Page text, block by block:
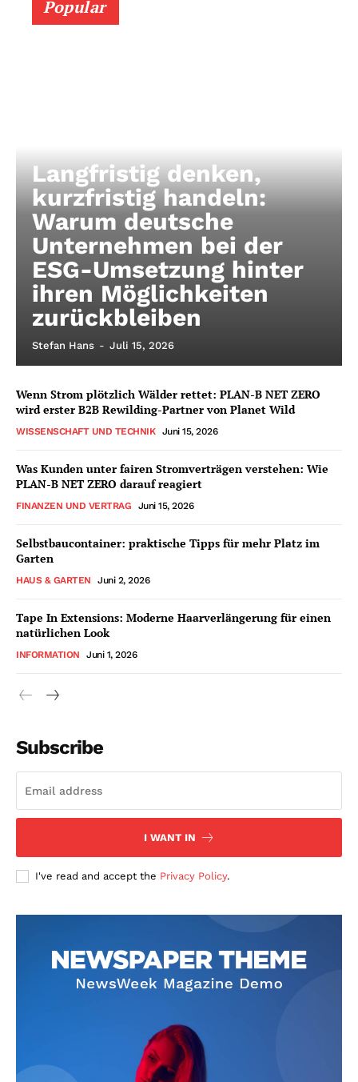
Popular
Langfristig denken,
kurzfristig handeln:
Warum deutsche
Unternehmen bei der
ESG-Umsetzung hinter
ihren Möglichkeiten
zurückbleiben
Stefan Hans - Juli 15, 2026
Wenn Strom plötzlich Wälder rettet: PLAN-B NET ZERO
wird erster B2B Rewilding-Partner von Planet Wild
WISSENSCHAFT UND TECHNIK Juni 15, 2026
Was Kunden unter fairen Stromverträgen verstehen: Wie
PLAN-B NET ZERO darauf reagiert
FINANZEN UND VERTRAG Juni 15, 2026
Selbstbaucontainer: praktische Tipps für mehr Platz im
Garten
HAUS & GARTEN Juni 2, 2026
Tape In Extensions: Moderne Haarverlängerung für einen
natürlichen Look
INFORMATION Juni 1, 2026
Subscribe
I WANT IN
I've read and accept the Privacy Policy.